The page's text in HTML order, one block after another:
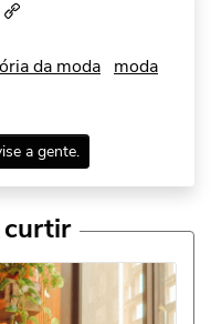
da moda moda
a gente.
curtir